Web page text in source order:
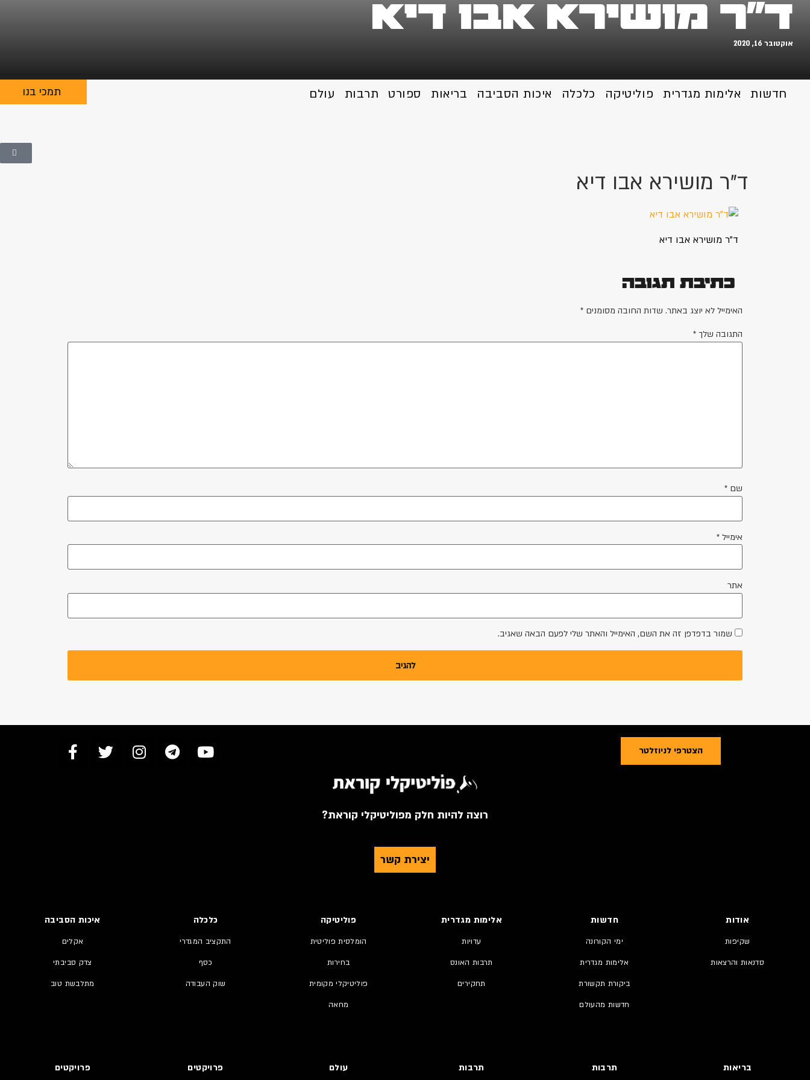
ד"ר מושירא אבו דיא
אוקטובר 16, 2020
חדשות אלימות מגדרית פוליטיקה כלכלה איכות הסביבה בריאות ספורט תרבות עולם תמכי בנו
ד"ר מושירא אבו דיא
ד"ר מושירא אבו דיא
כתיבת תגובה
האימייל לא יוצג באתר. שדות החובה מסומנים *
התגובה שלך *
שם *
אימייל *
אתר
שמור בדפדפן זה את השם, האימייל והאתר שלי לפעם הבאה שאגיב.
הצטרפי לניוזלטר
רוצה להיות חלק מפוליטיקלי קוראת?
יצירת קשר
אודות
שקיפות
סדנאות והרצאות
חדשות
ימי הקורונה
אלימות מגדרית
ביקורת תקשורת
חדשות מהעולם
אלימות מגדרית
עדויות
תרבות האונס
תחקירים
פוליטיקה
הומלסית פוליטית
בחירות
פוליטיקלי מקומית
מחאה
כלכלה
התקציב המגדרי
כסף
שוק העבודה
איכות הסביבה
אקלים
צדק סביבתי
מתלבשת טוב
בריאות תרבות תרבות עולם פרויקטים פרויקטים